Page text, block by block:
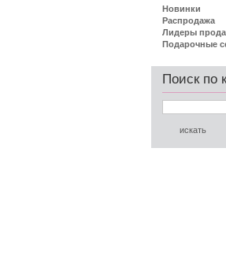
Новинки
Распродажа
Лидеры
Подарочные
Поиск по